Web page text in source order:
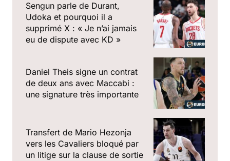
Sengun parle de Durant,
Udoka et pourquoi il a
supprimé X : « Je n’ai jamais
eu de dispute avec KD »
Daniel Theis signe un contrat
de deux ans avec Maccabi :
une signature très importante
Transfert de Mario Hezonja
vers les Cavaliers bloqué par
un litige sur la clause de sortie